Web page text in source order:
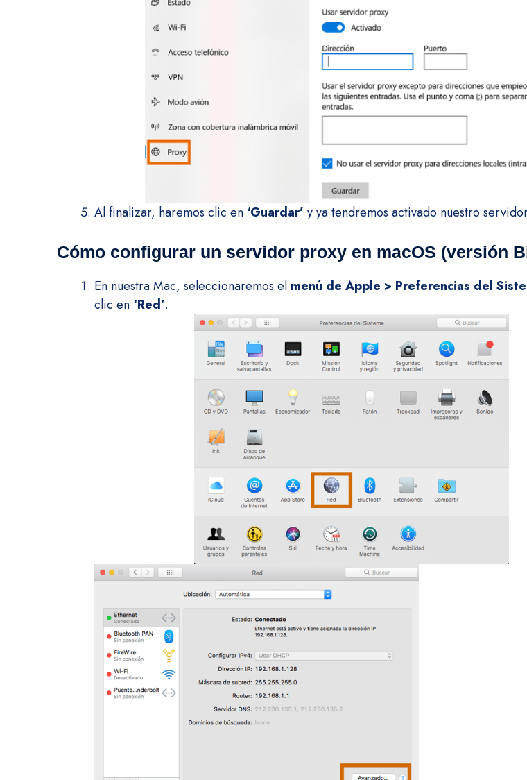
Al finalizar, haremos clic en ‘Guardar’ y ya tendremos activado nuestro
Cómo configurar un servidor proxy en macOS (versión
En nuestra Mac, seleccionaremos el menú de Apple > Preferencias del
clic en ‘Red’.